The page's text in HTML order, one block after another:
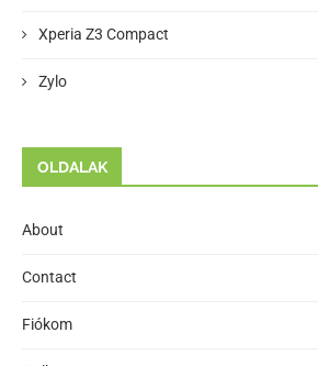
Xperia Z3 Compact
Zylo
OLDALAK
About
Contact
Fiókom